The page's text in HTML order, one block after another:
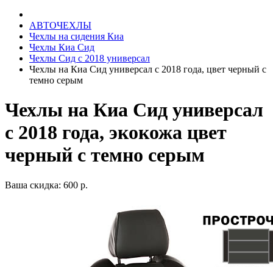
АВТОЧЕХЛЫ
Чехлы на сидения Киа
Чехлы Киа Сид
Чехлы Сид с 2018 универсал
Чехлы на Киа Сид универсал с 2018 года, цвет черный с
темно серым
Чехлы на Киа Сид универсал
с 2018 года, экокожа цвет
черный с темно серым
Ваша скидка: 600 р.